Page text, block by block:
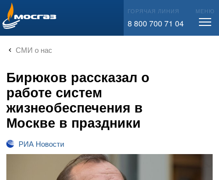
info@mos-gaz.ru ГОРЯЧАЯ ЛИНИЯ
8 800 700 71 04
МЕНЮ
СМИ о нас
Бирюков рассказал о
работе систем
жизнеобеспечения в
Москве в праздники
РИА Новости